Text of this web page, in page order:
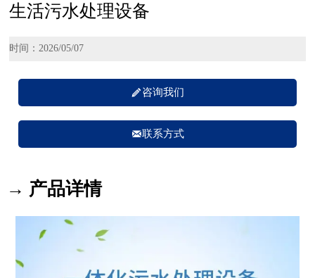
生活污水处理设备
时间：2026/05/07
咨询我们
联系方式
→ 产品详情